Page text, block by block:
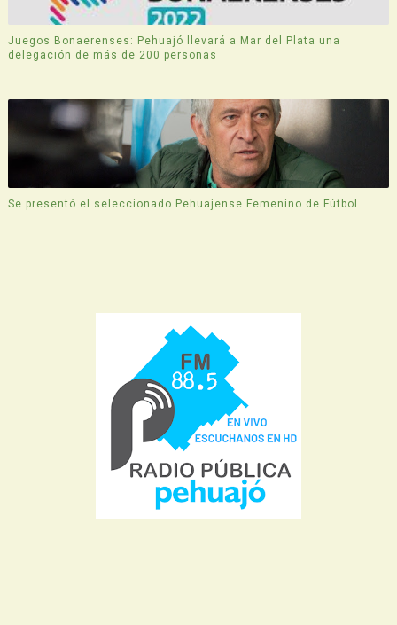
Juegos Bonaerenses: Pehuajó llevará a Mar del Plata una
delegación de más de 200 personas
Se presentó el seleccionado Pehuajense Femenino de Fútbol